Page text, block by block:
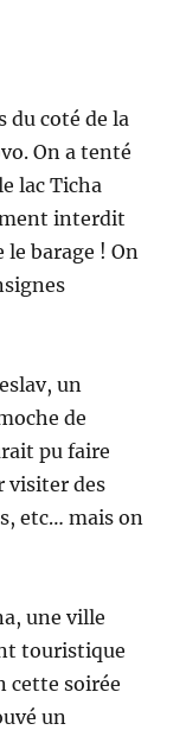
du coté de la
On a tenté
lac Ticha
interdit
barage ! On
un
de
pu faire
visiter des
etc… mais on
une ville
touristique
cette soirée
un